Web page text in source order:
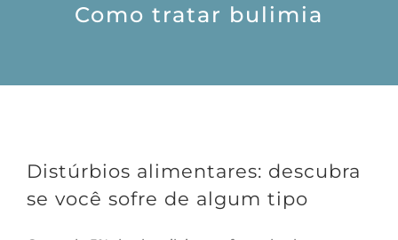
Como tratar bulimia
Distúrbios alimentares: descubra
se você sofre de algum tipo